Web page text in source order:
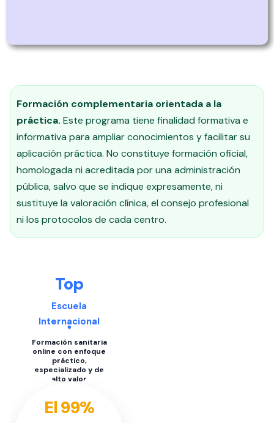
Formación complementaria orientada a la
práctica. Este programa tiene finalidad formativa e
informativa para ampliar conocimientos y facilitar su
aplicación práctica. No constituye formación oficial,
homologada ni acreditada por una administración
pública, salvo que se indique expresamente, ni
sustituye la valoración clínica, el consejo profesional
ni los protocolos de cada centro.
Top
Escuela
Internacional
Formación sanitaria
online con enfoque
práctico,
especializado y de
alto valor
El 99%